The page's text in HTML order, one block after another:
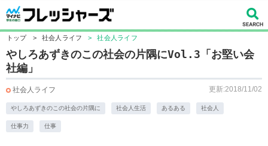
トップ > 社会人ライフ > 社会人ライフ
やしろあずきのこの社会の片隅にVol.3「お堅い会
社編」
社会人ライフ 更新:2018/11/02
やしろあずきのこの社会の片隅に 社会人生活 あるある 社会人
仕事力 仕事